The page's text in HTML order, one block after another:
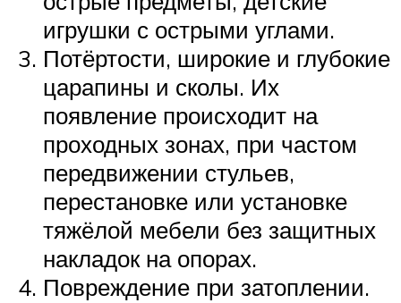
игрушки с острыми углами.
Потёртости, широкие и глубокие
царапины и сколы. Их
появление происходит на
проходных зонах, при частом
передвижении стульев,
перестановке или установке
тяжёлой мебели без защитных
накладок на опорах.
Повреждение при затоплении.